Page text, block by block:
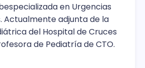
en Urgencias
Actualmente adjunta de la
del Hospital de Cruces
de Pediatría de CTO.